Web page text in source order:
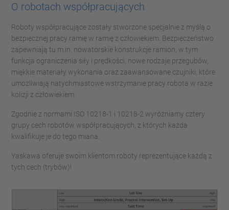
O robotach współpracujących
Roboty współpracujące zostały stworzone specjalnie z myślą o
bezpiecznej pracy ramię w ramię z człowiekiem. Bezpieczeństwo
zapewniają tu m.in. nowatorskie konstrukcje ramion, w tym
funkcja ograniczenia siły i prędkości, nowe rodzaje przegubów,
miękkie materiały wykonania oraz zaawansowane czujniki, które
umożliwiają natychmiastowe wstrzymanie pracy robota w razie
kolizji z człowiekiem.
Zgodnie z normami ISO 10218-1 i 10218-2 wyróżniamy cztery
grupy cech robotów współpracujących, z których każda
kwalifikuje je do tego miana.
Yaskawa oferuje swoim klientom roboty reprezentujące każdą z
tych cech (trybów)!